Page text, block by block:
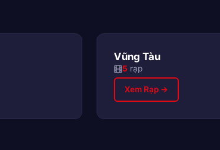
Vũng Tàu
5 rạp
Xem Rạp →